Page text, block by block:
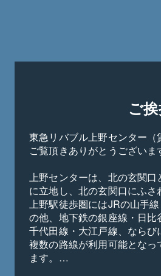
ご
東急リバブル上野センター
ご覧頂きありがとうございま
上野センターは、北の玄関
に立地し、北の玄関口にふさ
上野駅徒歩圏にはJRの山手
の他、地下鉄の銀座線・日比
千代田線・大江戸線、なら
複数の路線が利用可能となっ
ます。